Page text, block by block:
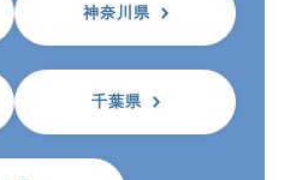
神奈川県
千葉県